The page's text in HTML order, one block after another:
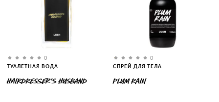
0
ТУАЛЕТНАЯ ВОДА
HAIRDRESSER'S HUSBAND
0
СПРЕЙ ДЛЯ ТЕЛА
PLUM RAIN